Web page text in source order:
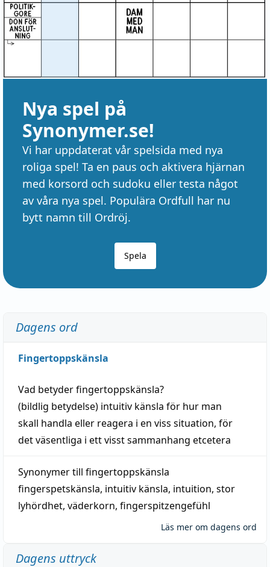
Nya spel på
Synonymer.se!
Vi har uppdaterat vår spelsida med nya
roliga spel! Ta en paus och aktivera hjärnan
med korsord och sudoku eller testa något
av våra nya spel. Populära Ordfull har nu
bytt namn till Ordröj.
Spela
Dagens ord
Fingertoppskänsla
Vad betyderfingertoppskänsla?
(bildlig betydelse) intuitiv känsla för hur man
skall handla eller reagera i en viss situation, för
det väsentliga i ett visstsammanhang etcetera
Synonymer till fingertoppskänsla
fingerspetskänsla, intuitiv känsla, intuition, stor
lyhördhet, väderkorn, fingerspitzengefühl
Läs mer om dagens ord
Dagens uttryck